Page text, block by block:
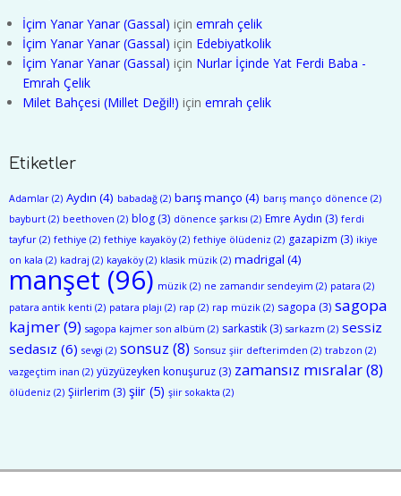
İçim Yanar Yanar (Gassal) için emrah çelik
İçim Yanar Yanar (Gassal) için Edebiyatkolik
İçim Yanar Yanar (Gassal) için Nurlar İçinde Yat Ferdi Baba -
Emrah Çelik
Milet Bahçesi (Millet Değil!) için emrah çelik
Etiketler
Adamlar (2) Aydın (4) babadağ (2) barış manço (4) barış manço dönence (2)
bayburt (2) beethoven (2) blog (3) dönence şarkısı (2) Emre Aydın (3) ferdi
tayfur (2) fethiye (2) fethiye kayaköy(2) fethiye ölüdeniz (2) gazapizm (3) ikiye
on kala (2) kadraj (2) kayaköy(2) klasik müzik (2) madrigal (4)
manşet (96) müzik (2) ne zamandır sendeyim (2) patara (2)
patara antik kenti (2) patara plajı (2) rap (2) rap müzik (2) sagopa (3) sagopa
kajmer(9) sagopa kajmer son albüm (2) sarkastik (3) sarkazm (2) sessiz
sedasız (6) sevgi (2) sonsuz (8) Sonsuz şiir defterimden (2) trabzon (2)
vazgeçtim inan (2) yüzyüzeyken konuşuruz (3) zamansız mısralar(8)
ölüdeniz (2) Şiirlerim (3) şiir (5) şiir sokakta (2)